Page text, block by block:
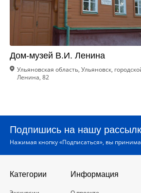
Дом-музей В.И. Ленина
Ульяновская область, Ульяновск,
Ленина, 82
Подпишись на нашу
Нажимая кнопку «Подписаться», вы
Категории Информация